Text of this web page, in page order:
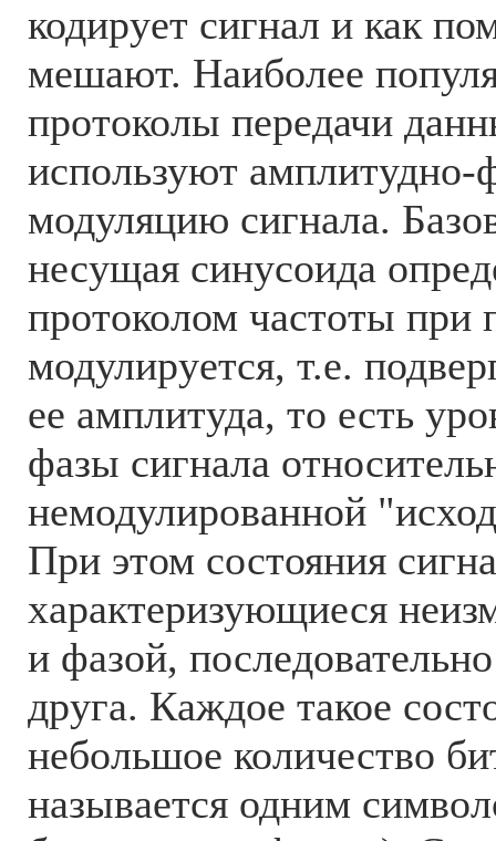
кодирует сигнал и как
мешают. Наиболее
протоколы передачи
используют амплитудно-
модуляцию сигнала.
несущая синусоида
протоколом частоты при
модулируется, т.е.
ее амплитуда, то есть
фазы сигнала
немодулированной
При этом состояния
характеризующиеся
и фазой,
друга. Каждое такое
небольшое количество
называется одним